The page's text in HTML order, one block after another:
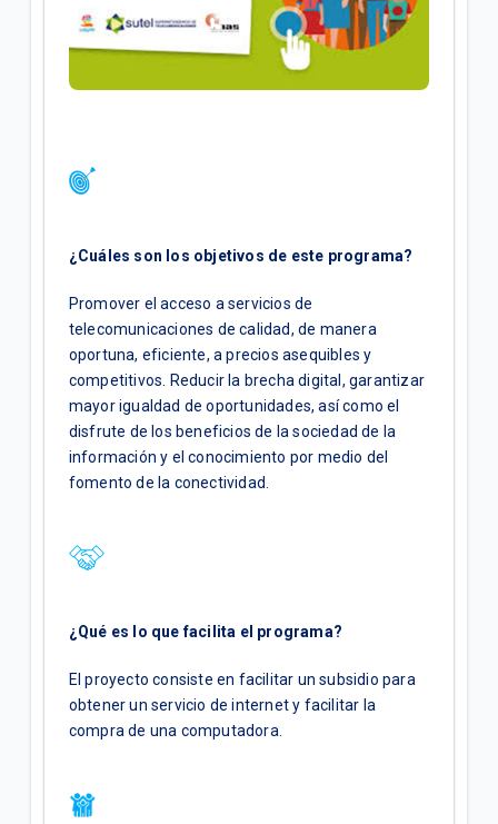
Conocé a Liza tu nueva asistente virtual
Conocé como pódes ver el saldo desde Liza
¿Cuáles son los objetivos de este programa?
Promover el acceso a servicios de
telecomunicaciones de calidad, de manera
oportuna, eficiente, a precios asequibles y
competitivos. Reducir la brecha digital, garantizar
mayor igualdad de oportunidades, así como el
disfrute de los beneficios de la sociedad de la
información y el conocimiento por medio del
fomento de la conectividad.
¿Qué es lo que facilita el programa?
El proyecto consiste en facilitar un subsidio para
obtener un servicio de internet y facilitar la
compra de una computadora.